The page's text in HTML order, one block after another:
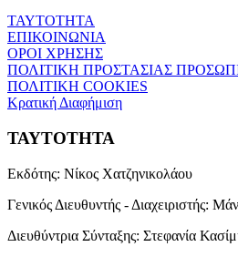
ΤΑΥΤΟΤΗΤΑ
ΕΠΙΚΟΙΝΩΝΙΑ
ΟΡΟΙ ΧΡΗΣΗΣ
ΠΟΛΙΤΙΚΗ ΠΡΟΣΤΑΣΙΑΣ
ΠΟΛΙΤΙΚΗ COOKIES
Κρατική Διαφήμιση
ΤΑΥΤΟΤΗΤΑ
Εκδότης: Νίκος Χατζηνικολάου
Γενικός Διευθυντής - Διαχειριστής:
Διευθύντρια Σύνταξης: Στεφανία